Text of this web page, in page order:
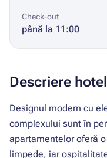
Check-out
până la 11:00
Descriere hotel
Designul modern cu
complexului sunt în
apartamentelor oferă
limpede, iar